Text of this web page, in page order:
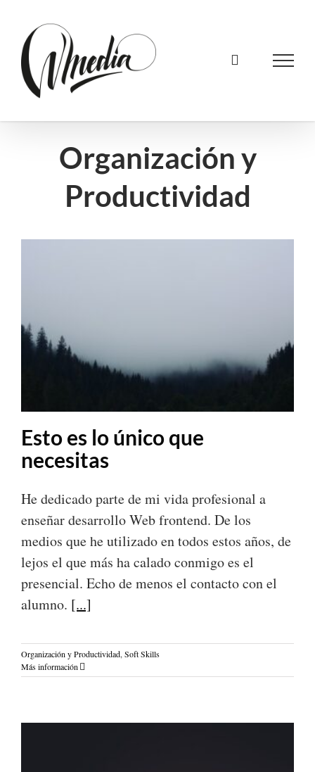
contenido
Organización y
Productividad
Esto es lo único que
necesitas
He dedicado parte de mi vida profesional a
enseñar desarrollo Web frontend. De los
medios que he utilizado en todos estos años, de
lejos el que más ha calado conmigo es el
presencial. Echo de menos el contacto con el
alumno. [...]
Organización y Productividad, Soft Skills
Más información